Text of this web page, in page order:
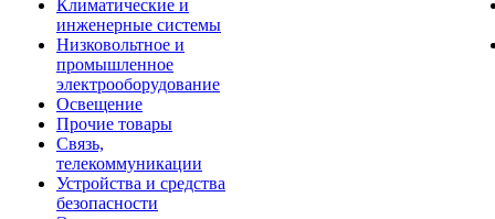
Климатические и
инженерные системы
Низковольтное и
промышленное
электрооборудование
Освещение
Прочие товары
Связь,
телекоммуникации
Устройства и средства
безопасности